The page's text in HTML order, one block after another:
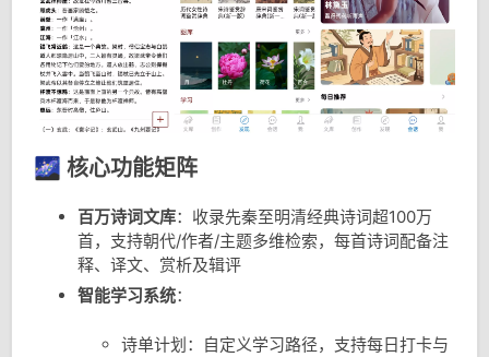
🌌 核心功能矩阵
百万诗词文库：收录先秦至明清经典诗词超100万
首，支持朝代/作者/主题多维检索，每首诗词配备注
释、译文、赏析及辑评
智能学习系统：
诗单计划：自定义学习路径，支持每日打卡与